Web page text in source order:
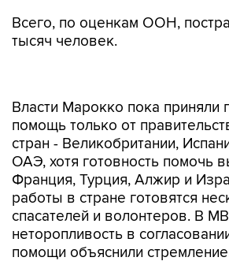
Всего, по оценкам ООН,
тысяч человек.
стран - Великобритании,
ОАЭ, хотя готовность помочь
Франция, Турция, Алжир и
работы в стране готовятся
спасателей и волонтеров. В
неторопливость в
помощи объяснили
нескоординированности